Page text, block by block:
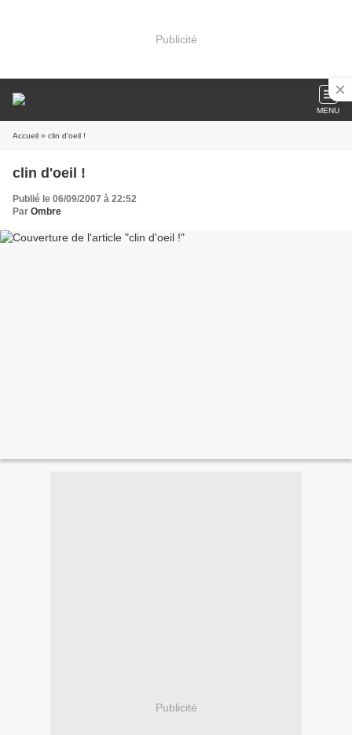
Publicité
MENU
Accueil » clin d'oeil !
clin d'oeil !
Publié le 06/09/2007 à 22:52
Par Ombre
Publicité